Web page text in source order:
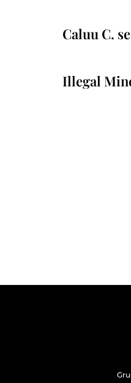
Caluu C.
Illegal